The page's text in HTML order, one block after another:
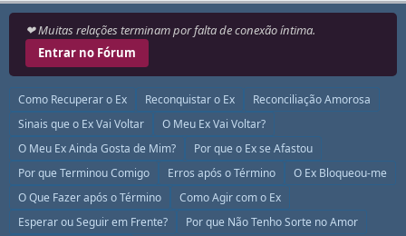
❤ Muitas relações terminam por falta de conexão íntima.
Entrar no Fórum
Como Recuperar o Ex Reconquistar o Ex
Reconciliação Amorosa
Sinais que o Ex Vai Voltar
O Meu Ex Vai Voltar?
O Meu Ex Ainda Gosta de Mim?
Por que o Ex se Afastou
Por que Terminou Comigo
Erros após o Término
O Ex Bloqueou-me
O Que Fazer após o Término
Como Agir com o Ex
Esperar ou Seguir em Frente?
Por que Não Tenho Sorte no Amor